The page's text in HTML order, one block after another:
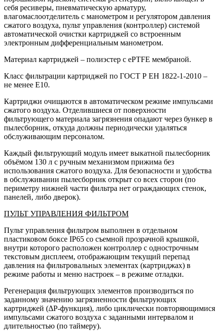
себя ресиверы, пневматическую арматуру,
влагомаслоотделитель с манометром и регулятором давления
сжатого воздуха, пульт управления (контроллер) системой
автоматической очистки картриджей со встроенным
электронным дифференциальным манометром.
Материал картриджей – полиэстер с ePTFE мембраной.
Класс фильтрации картриджей по ГОСТ Р ЕН 1822-1-2010 –
не менее E10.
Картриджи очищаются в автоматическом режиме импульсами
сжатого воздуха. Отделившиеся от поверхности
фильтрующего материала загрязнения опадают через бункер в
пылесборник, откуда должны периодически удаляться
обслуживающим персоналом.
Каждый фильтрующий модуль имеет выкатной пылесборник
объёмом 130 л с ручным механизмом прижима без
использования сжатого воздуха. Для безопасности и удобства
в обслуживании пылесборник открыт со всех сторон (по
периметру нижней части фильтра нет ограждающих стенок,
панелей, либо дверок).
ПУЛЬТ УПРАВЛЕНИЯ ФИЛЬТРОМ
Пульт управления фильтром выполнен в отдельном
пластиковом боксе IP65 со съемной прозрачной крышкой,
внутри которого расположен контроллер с однострочным
текстовым дисплеем, отображающим текущий перепад
давления на фильтровальных элементах (картриджах) в
режиме работы и меню настроек – в режиме отладки.
Регенерация фильтрующих элементов производиться по
заданному значению загрязненности фильтрующих
картриджей (ΔР-функция), либо циклически повторяющимися
импульсами сжатого воздуха с заданными интервалом и
длительностью (по таймеру).